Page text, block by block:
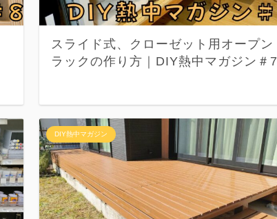
スライド式、クローゼット用オープン
ラックの作り方｜DIY熱中マガジン＃7
DIY熱中マガジン